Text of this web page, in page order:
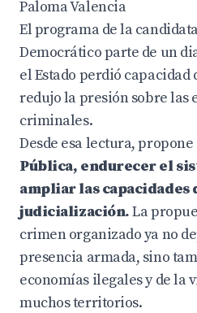
Paloma Valencia
El programa de la
Democrático parte de un
el Estado perdió
redujo la presión sobre las
criminales.
Desde esa lectura, propone
Pública, endurecer el
ampliar las
judicialización.La
crimen organizado ya no
presencia armada, sino
economías ilegales y de la
muchos territorios.